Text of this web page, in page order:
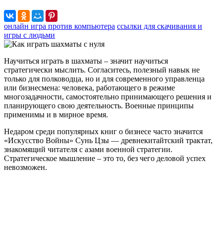
онлайн игра против компьютера ссылки для скачивания и
игры с людьми
Научиться играть в шахматы – значит научиться
стратегически мыслить. Согласитесь, полезный навык не
только для полководца, но и для современного управленца
или бизнесмена: человека, работающего в режиме
многозадачности, самостоятельно принимающего решения и
планирующего свою деятельность. Военные принципы
применимы и в мирное время.
Недаром среди популярных книг о бизнесе часто значится
«Искусство Войны» Сунь Цзы — древнекитайтский трактат,
знакомящий читателя с азами военной стратегии.
Стратегическое мышление – это то, без чего деловой успех
невозможен.